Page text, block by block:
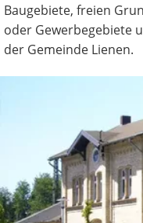
Baugebiete, freien
oder Gewerbegebiete
der Gemeinde Lienen.